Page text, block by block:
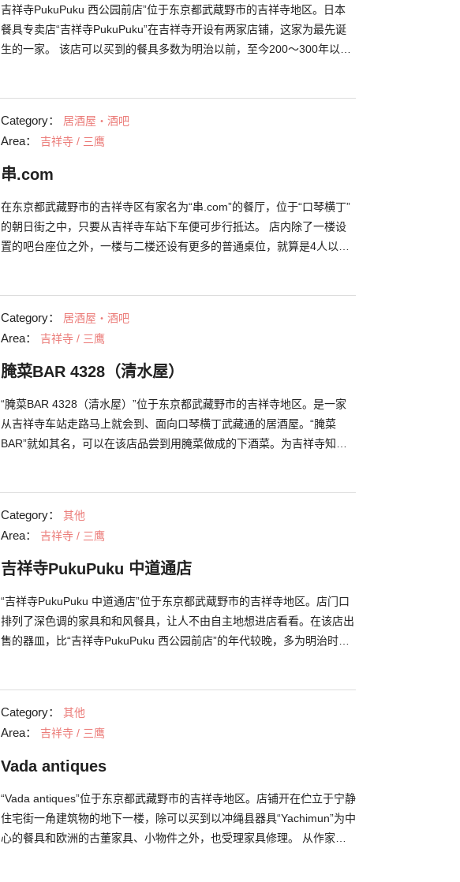
吉祥寺PukuPuku 西公园前店”位于东京都武蔵野市的吉祥寺地区。日本
餐具专卖店“吉祥寺PukuPuku”在吉祥寺开设有两家店铺，这家为最先诞
生的一家。 该店可以买到的餐具多数为明治以前，至今200〜300年以上
保有昔日美丽的色泽。 这些200年以前的江户时代器皿的有趣之处在于，
因为每一个都是手工描绘，所以就算是图案相同，样子也会多少有些差
异。仔细看看每一款餐具，希望您能找到心仪之选。
Category： 居酒屋・酒吧
Area： 吉祥寺 / 三鹰
串.com
在东京都武藏野市的吉祥寺区有家名为“串.com”的餐厅，位于“口琴横丁”
的朝日街之中，只要从吉祥寺车站下车便可步行抵达。 店内除了一楼设
置的吧台座位之外，一楼与二楼还设有更多的普通桌位，就算是4人以上
Category： 居酒屋・酒吧
Area： 吉祥寺 / 三鹰
腌菜BAR 4328（清水屋）
“腌菜BAR 4328（清水屋）”位于东京都武藏野市的吉祥寺地区。是一家
从吉祥寺车站走路马上就会到、面向口琴横丁武藏通的居酒屋。“腌菜
BAR”就如其名，可以在该店品尝到用腌菜做成的下酒菜。为吉祥寺知名
到3种腌菜的“清水屋套餐”，会出现怎样的腌菜很令人期待。老店做的腌
菜，每一筷都很入味，味道浓厚，很适合下酒。
Category： 其他
Area： 吉祥寺 / 三鹰
吉祥寺PukuPuku 中道通店
“吉祥寺PukuPuku 中道通店”位于东京都武蔵野市的吉祥寺地区。店门口
排列了深色调的家具和和风餐具，让人不由自主地想进店看看。在该店出
售的器皿，比“吉祥寺PukuPuku 西公园前店”的年代较晚，多为明治时代
印技术，使得价格变得平易近人。用转印技术制作的器皿，图案多彩，可
以根据不同季节或心情使用，这亦为其魅力之一。如果是蓝纹陶瓷器皿的
话，可以放入微波炉，使用时也没有负担，因此不妨在您的餐桌上给这些
江户时代的餐具一席之地吧
Category： 其他
Area： 吉祥寺 / 三鹰
Vada antiques
“Vada antiques”位于东京都武藏野市的吉祥寺地区。店铺开在伫立于宁静
住宅街一角建筑物的地下一楼，除可以买到以冲绳县器具“Yachimun”为中
心的餐具和欧洲的古董家具、小物件之外，也受理家具修理。 从作家手